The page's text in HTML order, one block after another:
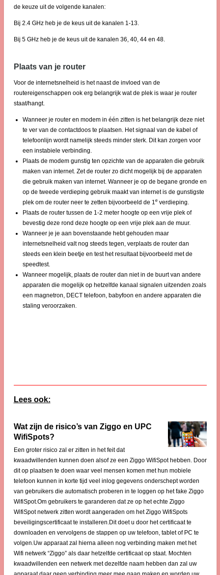
de keuze uit de volgende kanalen:
Bij 2.4 GHz heb je de keus uit de kanalen 1-13.
Bij 5 GHz heb je de keus uit de kanalen 36, 40, 44 en 48.
Plaats van je router
Voor de internetsnelheid is het naast de invloed van de
routereigenschappen ook erg belangrijk wat de plek is waar je router
staat/hangt.
Wanneer je router en modem in één zitten is het belangrijk deze niet
te ver van de contactdoos te plaatsen. Het signaal van de kabel of
telefoonlijn wordt namelijk steeds minder sterk. Dit kan zorgen voor
een instabiele verbinding.
Plaats de modem gunstig ten opzichte van de apparaten die gebruik
maken van internet. Zet de router zo dicht mogelijk bij de apparaten
die gebruik maken van internet. Wanneer je op de begane gronde en
op de tweede verdieping gebruik maakt van internet is de gunstigste
plek om de router neer te zetten bijvoorbeeld de 1everdieping.
Plaats de router tussen de 1-2 meter hoogte op een vrije plek of
bevestig deze rond deze hoogte op een vrije plek aan de muur.
Wanneer je je aan bovenstaande hebt gehouden maar
internetsnelheid valt nog steeds tegen, verplaats de router dan
steeds een klein beetje en test het resultaat bijvoorbeeld met de
speedtest.
Wanneer mogelijk, plaats de router dan niet in de buurt van andere
apparaten die mogelijk op hetzelfde kanaal signalen uitzenden zoals
een magnetron, DECT telefoon, babyfoon en andere apparaten die
staling veroorzaken.
Lees ook:
Wat zijn de risico’s van Ziggo en UPC
WifiSpots?
Een groter risico zal er zitten in het feit dat
kwaadwillenden kunnen doen alsof ze een Ziggo WifiSpot hebben. Door
dit op plaatsen te doen waar veel mensen komen met hun mobiele
telefoon kunnen in korte tijd veel inlog gegevens onderschept worden
van gebruikers die automatisch proberen in te loggen op het fake Ziggo
WifiSpot.Om gebruikers te garanderen dat ze op het echte Ziggo
WifiSpot netwerk zitten wordt aangeraden om het Ziggo WifiSpots
beveiligingscertificaat te installeren.Dit doet u door het certificaat te
downloaden en vervolgens de stappen op uw telefoon, tablet of PC te
volgen.Uw apparaat zal hierna alleen nog verbinding maken met het
Wifi netwerk “Ziggo” als daar hetzelfde certificaat op staat. Mochten
kwaadwillenden een netwerk met dezelfde naam hebben dan zal uw